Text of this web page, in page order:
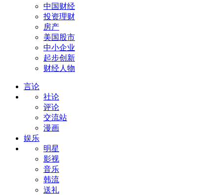
中国财经
投资理财
房产
美国股市
中小企业
起步创新
财经人物
言论
社论
评论
交流站
漫画
娱乐
明星
影视
音乐
韩流
送礼